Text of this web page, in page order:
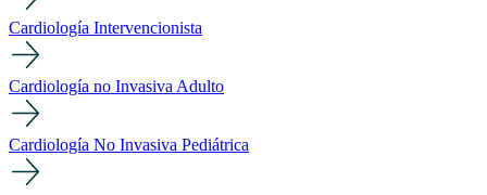
Cardiología Intervencionista
Cardiología no Invasiva Adulto
Cardiología No Invasiva Pediátrica